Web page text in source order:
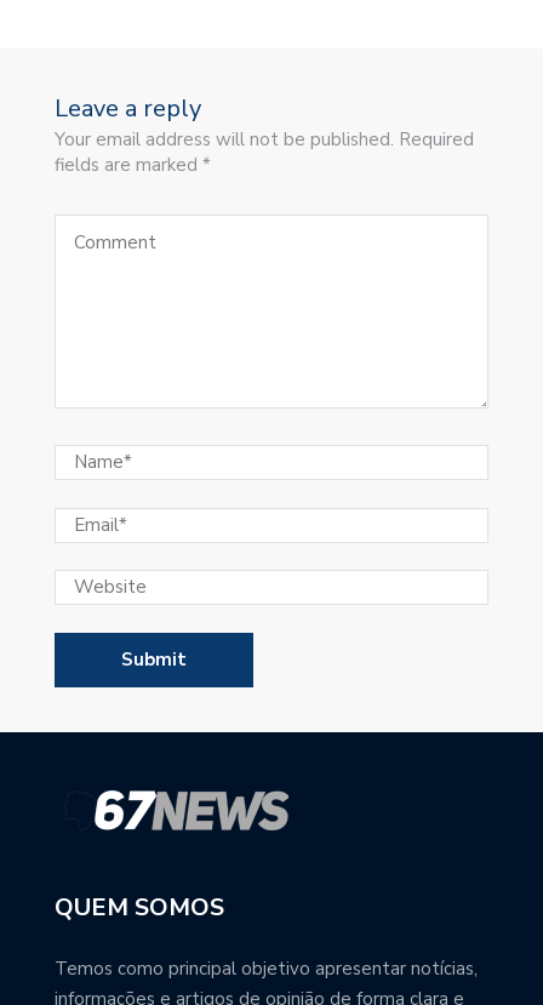
Leave a reply
Your email address will not be published. Required
fields are marked *
QUEM SOMOS
Temos como principal objetivo apresentar notícias,
informações e artigos de opinião de forma clara e